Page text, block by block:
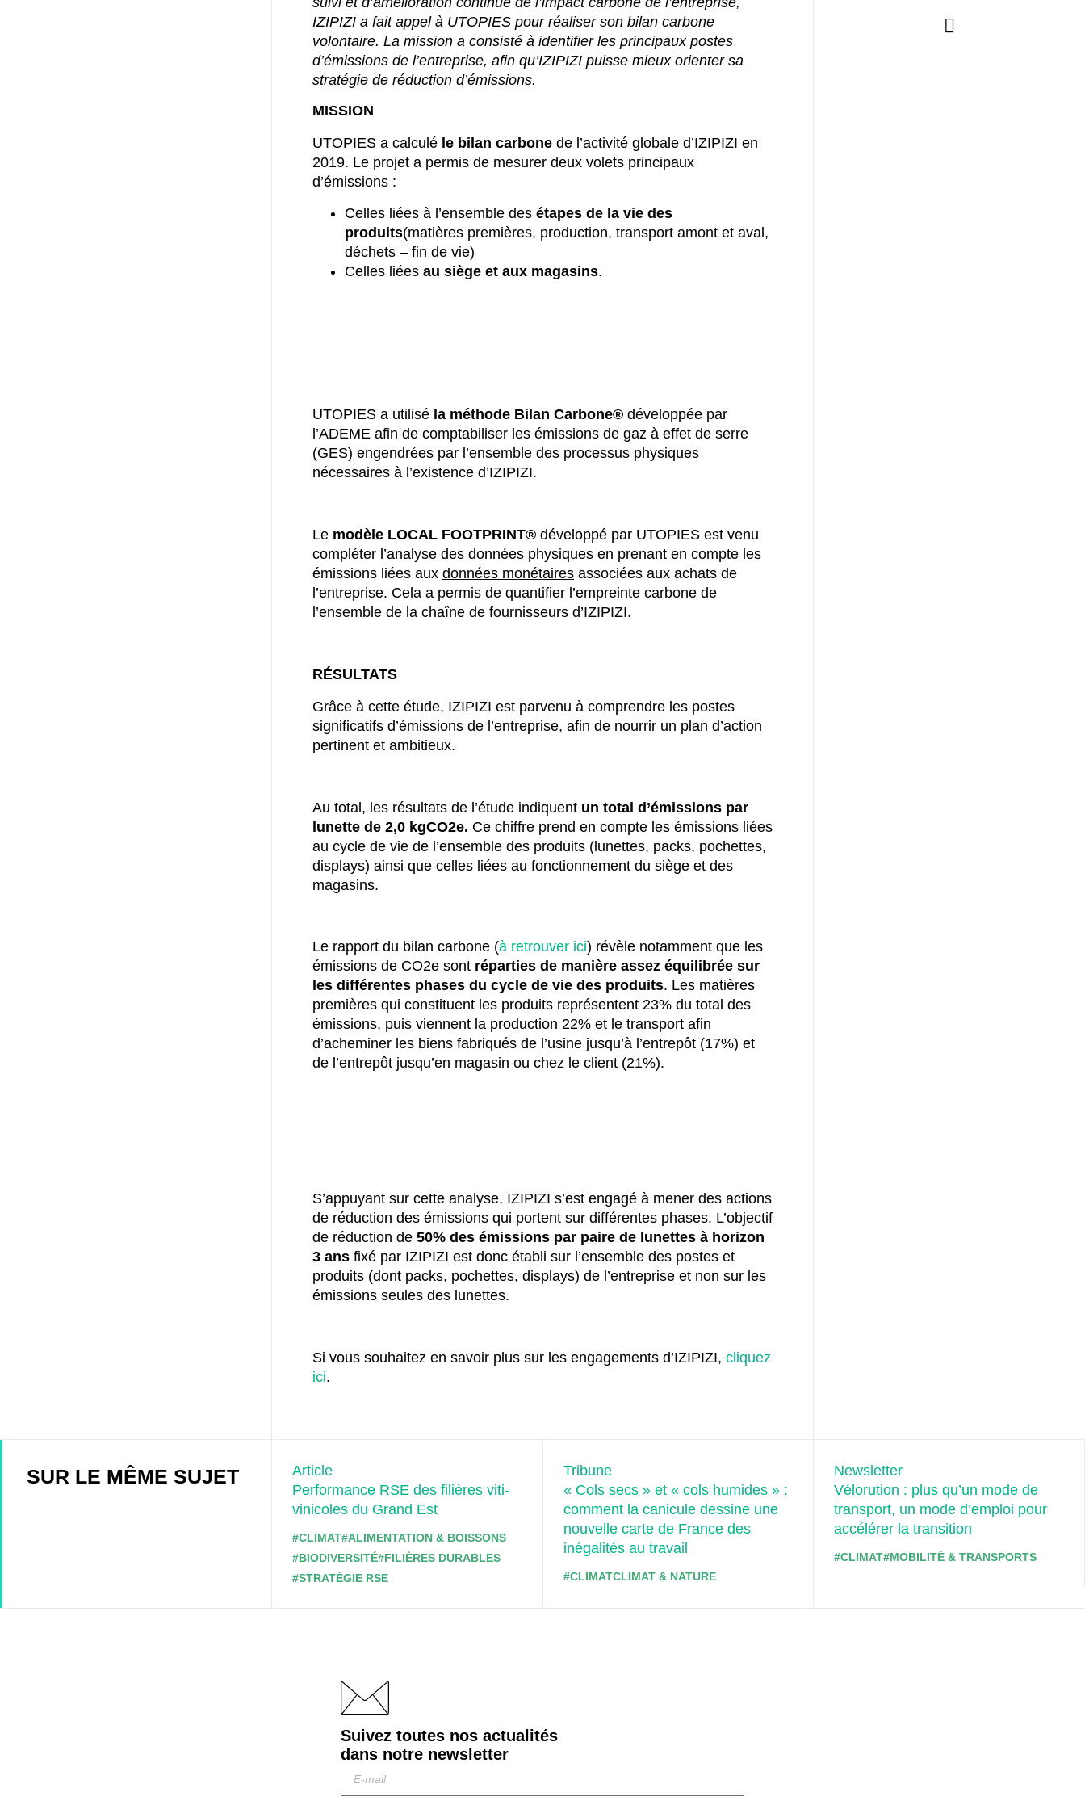
IZIPIZI a fait appel à UTOPIES pour réaliser son bilan carbone
volontaire. La mission a consisté à identifier les principaux postes
d’émissions de l’entreprise, afin qu’IZIPIZI puisse mieux orienter sa
stratégie de réduction d’émissions.
MISSION
UTOPIES a calculé le bilan carbone de l’activité globale d’IZIPIZI en
2019. Le projet a permis de mesurer deux volets principaux
d’émissions :
Celles liées à l’ensemble des étapes de la vie des
produits(matières premières, production, transport amont et aval,
déchets – fin de vie)
Celles liées au siège et aux magasins.
UTOPIES a utilisé la méthode Bilan Carbone® développée par
l’ADEME afin de comptabiliser les émissions de gaz à effet de serre
(GES) engendrées par l’ensemble des processus physiques
nécessaires à l’existence d’IZIPIZI.
Le modèle LOCAL FOOTPRINT® développé par UTOPIES est venu
compléter l’analyse des données physiques en prenant en compte les
émissions liées aux données monétaires associées aux achats de
l’entreprise. Cela a permis de quantifier l’empreinte carbone de
l’ensemble de la chaîne de fournisseurs d’IZIPIZI.
RÉSULTATS
Grâce à cette étude, IZIPIZI est parvenu à comprendre les postes
significatifs d’émissions de l’entreprise, afin de nourrir un plan d’action
pertinent et ambitieux.
Au total, les résultats de l’étude indiquent un total d’émissions par
lunette de 2,0 kgCO2e. Ce chiffre prend en compte les émissions liées
au cycle de vie de l’ensemble des produits (lunettes, packs, pochettes,
displays) ainsi que celles liées au fonctionnement du siège et des
magasins.
Le rapport du bilan carbone (à retrouver ici) révèle notamment que les
émissions de CO2e sont réparties de manière assez équilibrée sur
les différentes phases du cycle de vie des produits. Les matières
premières qui constituent les produits représentent 23% du total des
émissions, puis viennent la production 22% et le transport afin
d’acheminer les biens fabriqués de l’usine jusqu’à l’entrepôt (17%) et
de l’entrepôt jusqu’en magasin ou chez le client (21%).
S’appuyant sur cette analyse, IZIPIZI s’est engagé à mener des actions
de réduction des émissions qui portent sur différentes phases. L’objectif
de réduction de 50% des émissions par paire de lunettes à horizon
3 ans fixé par IZIPIZI est donc établi sur l’ensemble des postes et
produits (dont packs, pochettes, displays) de l’entreprise et non sur les
émissions seules des lunettes.
Si vous souhaitez en savoir plus sur les engagements d’IZIPIZI, cliquez
ici.
SUR LE MÊME SUJET
Article
Performance RSE des filières viti-
vinicoles du Grand Est
#CLIMAT#ALIMENTATION & BOISSONS
#BIODIVERSITÉ#FILIÈRES DURABLES
#STRATÉGIE RSE
Tribune
« Cols secs » et « cols humides » :
comment la canicule dessine une
nouvelle carte de France des
inégalités au travail
#CLIMATCLIMAT & NATURE
Newsletter
Vélorution : plus qu’un mode de
transport, un mode d’emploi pour
accélérer la transition
#CLIMAT#MOBILITÉ & TRANSPORTS
Suivez toutes nos actualités
dans notre newsletter